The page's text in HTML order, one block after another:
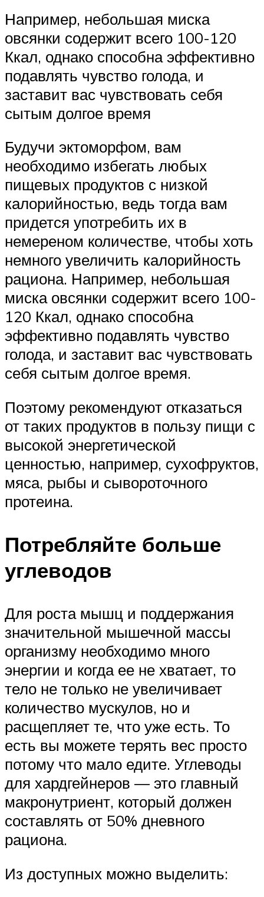
Например, небольшая миска
овсянки содержит всего 100-120
Ккал, однако способна эффективно
подавлять чувство голода, и
заставит вас чувствовать себя
сытым долгое время
Будучи эктоморфом, вам
необходимо избегать любых
пищевых продуктов с низкой
калорийностью, ведь тогда вам
придется употребить их в
немереном количестве, чтобы хоть
немного увеличить калорийность
рациона. Например, небольшая
миска овсянки содержит всего 100-
120 Ккал, однако способна
эффективно подавлять чувство
голода, и заставит вас чувствовать
себя сытым долгое время.
Поэтому рекомендуют отказаться
от таких продуктов в пользу пищи с
высокой энергетической
ценностью, например, сухофруктов,
мяса, рыбы и сывороточного
протеина.
Потребляйте больше
углеводов
Для роста мышц и поддержания
значительной мышечной массы
организму необходимо много
энергии и когда ее не хватает, то
тело не только не увеличивает
количество мускулов, но и
расщепляет те, что уже есть. То
есть вы можете терять вес просто
потому что мало едите. Углеводы
для хардгейнеров — это главный
макронутриент, который должен
составлять от 50% дневного
рациона.
Из доступных можно выделить: